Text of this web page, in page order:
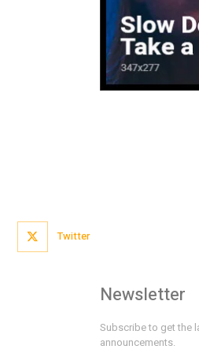
Twitter
Newsletter
Subscribe to get the
announcements.